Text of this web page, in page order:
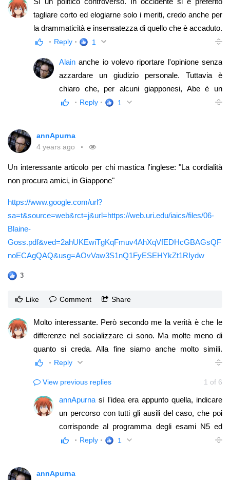
tagliare corto ed elogiarne solo i meriti, credo anche per
la drammaticità e insensatezza di quello che è accaduto.
Anch'io ho preferito dare semplicemente la notizia, per
addentrarmi in altre considerazioni, anche per
mancanza di una conoscenza approfondita della
biografia e dell'attività politica di Abe. Però hai fatto molto
bene a mettere il link all'articolo e ti ringrazio molto. Pur
importante approfondire, e confrontarsi su certi temi;
senza idee precostituite
Reply 1
Alain anche io volevo riportare l'opinione senza
azzardare un giudizio personale. Tuttavia è
chiaro che, per alcuni giapponesi, Abe è un
nervo scoperto. Raramente ho visto dei
voce anche anche a questa insofferenza...
Reply 1
annApurna
4 years ago
Un interessante articolo per chi mastica l'inglese: "La cordialità
non procura amici, in Giappone"
https://www.google.com/url?
sa=t&source=web&rct=j&url=https://web.uri.edu/iaics/files/06-
Blaine-
Goss.pdf&ved=2ahUKEwiTgKqFmuv4AhXqVfEDHcGBAGsQF
noECAgQAQ&usg=AOvVaw3S1nQ1FyESEHYkZt1RIydw
3
Like Comment Share
Molto interessante. Però secondo me la verità è che le
differenze nel socializzare ci sono. Ma molte meno di
quanto si creda. Alla fine siamo anche molto simili.
Insomma non parlerei di giapponesi come un lotto unico.
comportavano in un certo modo non fa una statistica
(parlo dell'autore). Opinione personale: l'articolo è
abbastanza vero. Ma non tiene molto conto delle
ampissime differenze individuali, che ci sono tra una
persona e l'altra. Alla fine non cerchiamo anche noi
vorrebbe conoscere qualcuno che si mostra amichevole
Reply
View previous replies 1 of 6
annApurna sì l'idea era appunto quella, indicare
un percorso con tutti gli ausili del caso, che poi
corrisponde al programma degli esami N5 ed
N4, con vari contributi che ci aiutino a migliorare
Reply 1
annApurna